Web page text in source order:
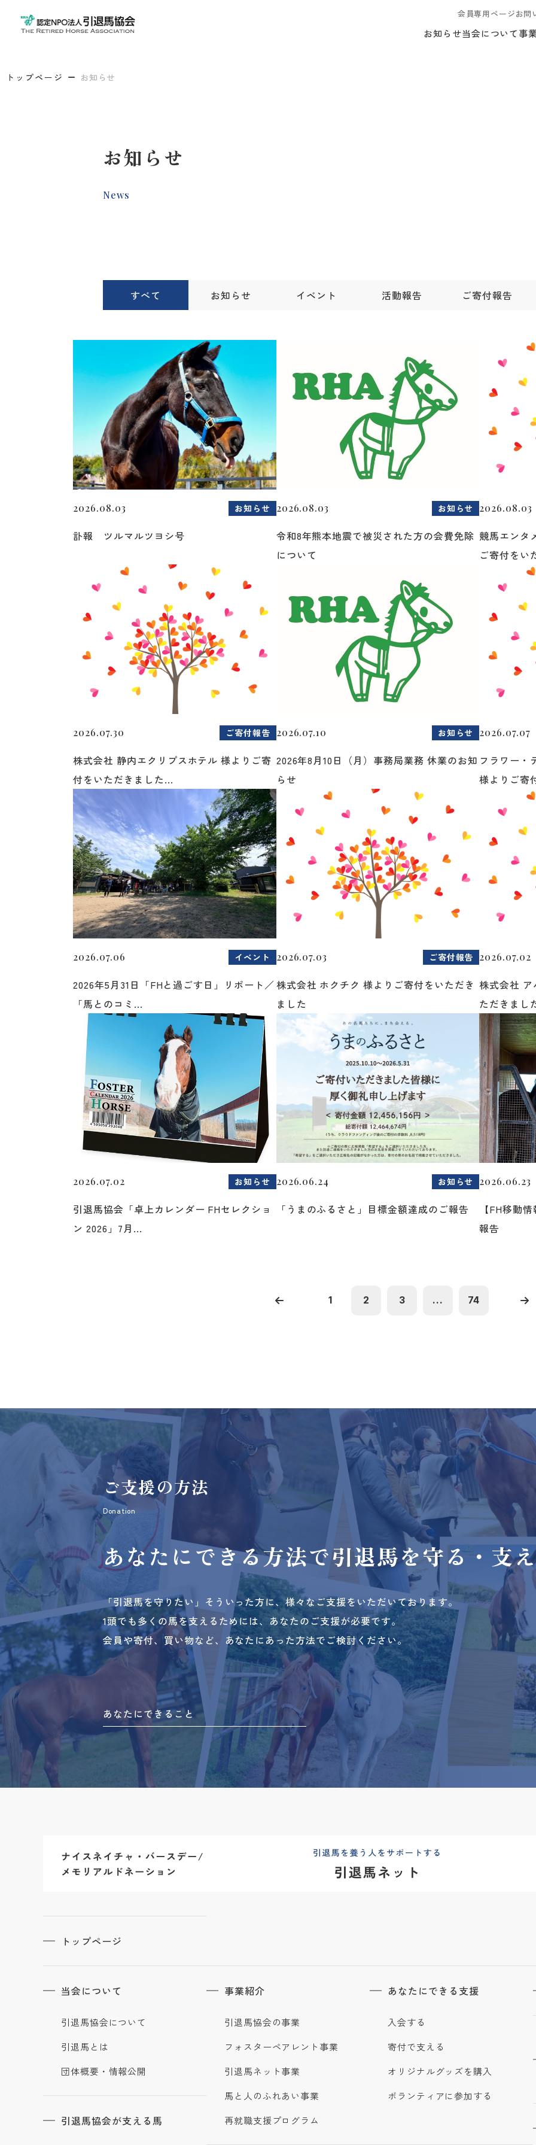
会員専用ページお問
お知らせ当会について事
トップページ お知らせ
お知らせ
News
すべて お知らせ イベント 活動報告 ご寄付報告
2026.08.03 お知らせ
訃報 ツルマルツヨシ号
2026.08.03 お知らせ
令和8年熊本地震で被災された方の会費免除
について
2026.08.03
競馬エンタ
ご寄付をい
2026.07.30 ご寄付報告
株式会社 静内エクリプスホテル 様よりご寄
付をいただきました...
2026.07.10 お知らせ
2026年8月10日（月）事務局業務 休業のお知
らせ
2026.07.07
フラワー・
様よりご寄
2026.07.06 イベント
2026年5月31日「FHと過ごす日」リポート／
「馬とのコミ...
2026.07.03 ご寄付報告
株式会社 ホクチク 様よりご寄付をいただき
ました
2026.07.02
株式会社
ただきまし
2026.07.02 お知らせ
引退馬協会「卓上カレンダー FHセレクショ
ン 2026」7月...
2026.06.24 お知らせ
「うまのふるさと」目標金額達成のご報告
2026.06.23
【FH移動
報告
1 2 3 ... 74
ご支援の方法
Donation
あなたにできる方法で引退馬を守る・支
「引退馬を守りたい」そういった方に、様々なご支援をいただいております。
1頭でも多くの馬を支えるためには、あなたのご支援が必要です。
会員や寄付、買い物など、あなたにあった方法でご検討ください。
あなたにできること
トップページ
当会について
引退馬協会について
引退馬とは
団体概要・情報公開
引退馬協会が支える馬
事業紹介
引退馬協会の事業
フォスターペアレント事業
引退馬ネット事業
馬と人のふれあい事業
再就職支援プログラム
あなたにできる支援
入会する
寄付で支える
オリジナルグッズを購入
ボランティアに参加する